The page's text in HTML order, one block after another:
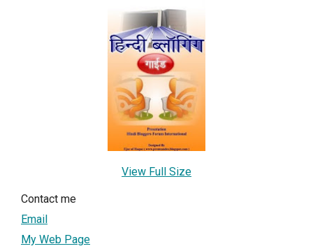
View Full Size
Contact me
Email
My Web Page